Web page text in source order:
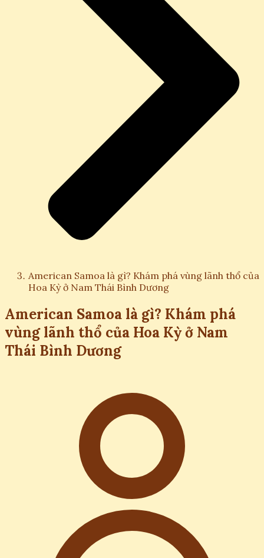
American Samoa là gì? Khám phá vùng lãnh thổ của
Hoa Kỳ ở Nam Thái Bình Dương
American Samoa là gì? Khám phá
vùng lãnh thổ của Hoa Kỳ ở Nam
Thái Bình Dương